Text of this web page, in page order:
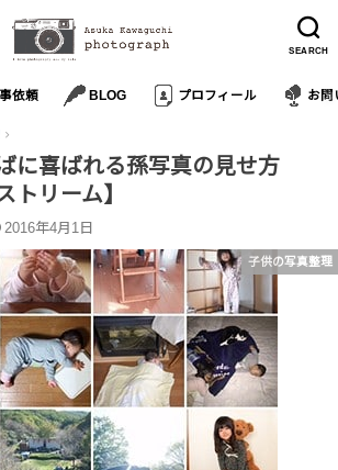
SEARCH
依頼 BLOG プロフィール お問
に喜ばれる孫写真の見せ方
トリーム】
2016年4月1日
子供の写真整理